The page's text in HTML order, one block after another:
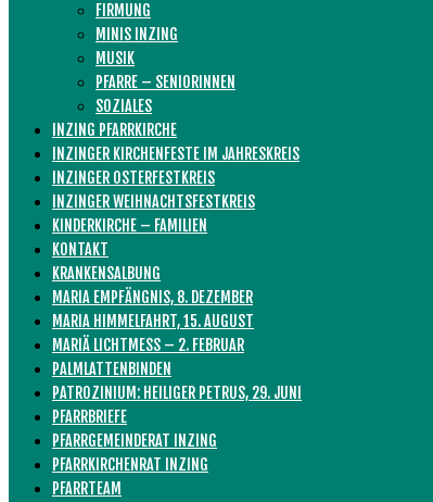
FIRMUNG
MINIS INZING
MUSIK
PFARRE – SENIORINNEN
SOZIALES
INZING PFARRKIRCHE
INZINGER KIRCHENFESTE IM JAHRESKREIS
INZINGER OSTERFESTKREIS
INZINGER WEIHNACHTSFESTKREIS
KINDERKIRCHE – FAMILIEN
KONTAKT
KRANKENSALBUNG
MARIA EMPFÄNGNIS, 8. DEZEMBER
MARIA HIMMELFAHRT, 15. AUGUST
MARIÄ LICHTMESS – 2. FEBRUAR
PALMLATTENBINDEN
PATROZINIUM: HEILIGER PETRUS, 29. JUNI
PFARRBRIEFE
PFARRGEMEINDERAT INZING
PFARRKIRCHENRAT INZING
PFARRTEAM